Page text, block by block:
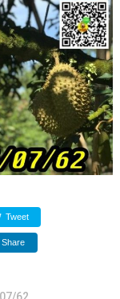
Tweet
Share
62